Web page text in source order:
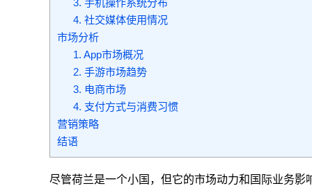
3. 手机操作系统分布
4. 社交媒体使用情况
市场分析
1. App市场概况
2. 手游市场趋势
3. 电商市场
4. 支付方式与消费习惯
营销策略
结语
尽管荷兰是一个小国，但它的市场动力和国际业务